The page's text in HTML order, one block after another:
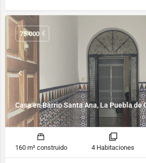
Casa en Barrio Santa Ana, La Puebla de
75.000 €
160 m² construido 4 Habitaciones